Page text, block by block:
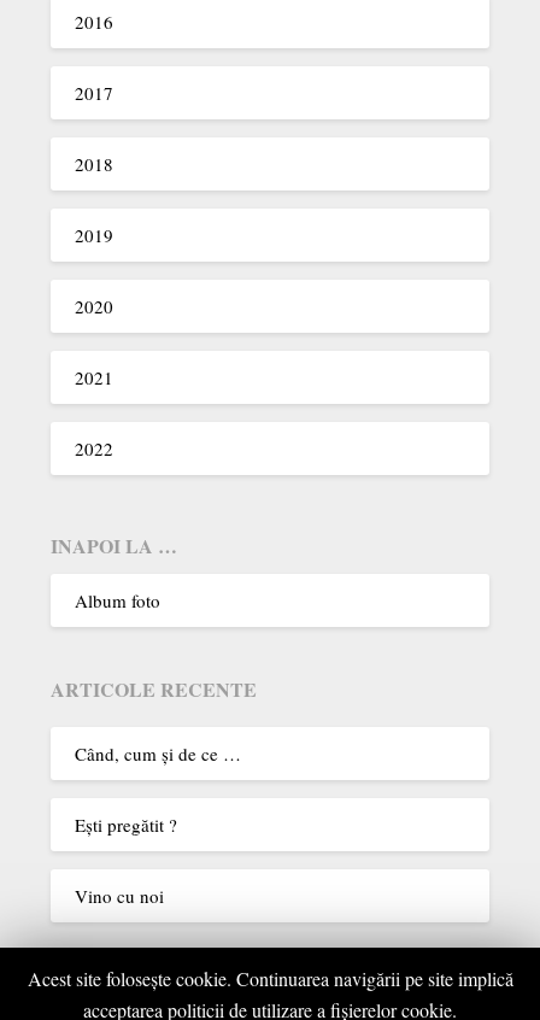
2016
2017
2018
2019
2020
2021
2022
INAPOI LA …
Album foto
ARTICOLE RECENTE
Când, cum şi de ce …
Eşti pregătit ?
Vino cu noi
COMENTARII RECENTE
Acest site foloseşte cookie. Continuarea navigării pe site implică
acceptarea politicii de utilizare a fişierelor cookie.